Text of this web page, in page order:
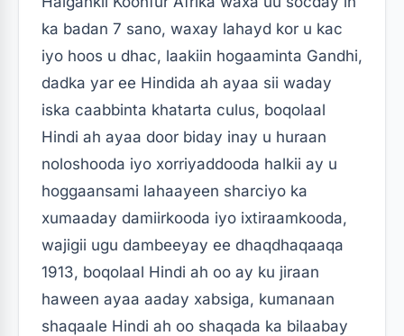
ka badan 7 sano, waxay lahayd kor u kac
iyo hoos u dhac, laakiin hogaaminta Gandhi,
dadka yar ee Hindida ah ayaa sii waday
iska caabbinta khatarta culus, boqolaal
Hindi ah ayaa door biday inay u huraan
noloshooda iyo xorriyaddooda halkii ay u
hoggaansami lahaayeen sharciyo ka
xumaaday damiirkooda iyo ixtiraamkooda,
wajigii ugu dambeeyay ee dhaqdhaqaaqa
1913, boqolaal Hindi ah oo ay ku jiraan
haween ayaa aaday xabsiga, kumanaan
shaqaale Hindi ah oo shaqada ka bilaabay